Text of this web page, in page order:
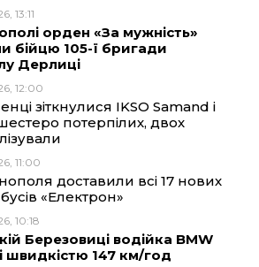
13:11
орден «За мужність»
бійцю 105-ї бригади
Дерлиці
12:00
зіткнулися IKSO Samand і
потерпілих, двох
11:00
доставили всі 17 нових
«Електрон»
10:18
Березовиці водійка BMW
швидкістю 147 км/год